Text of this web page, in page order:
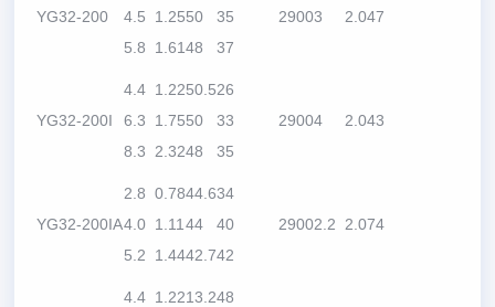
YG32-200
4.5
5.8
1.25
1.61
50
48
35
37
29003 2.047
YG32-200I
4.4
6.3
8.3
1.22
1.75
2.32
50.5
50
48
26
33
35
29004 2.043
YG32-200IA
2.8
4.0
5.2
0.78
1.11
1.44
44.6
44
42.7
34
40
42
29002.2 2.074
4.4 1.2213.248